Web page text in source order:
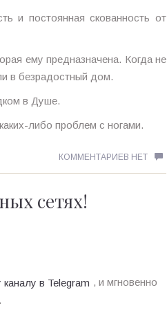
и постоянная скованность от
ему предназначена. Когда не
в безрадостный дом.
в Душе.
либо проблем с ногами.
КОММЕНТАРИЕВ НЕТ
сетях!
, и мгновенно